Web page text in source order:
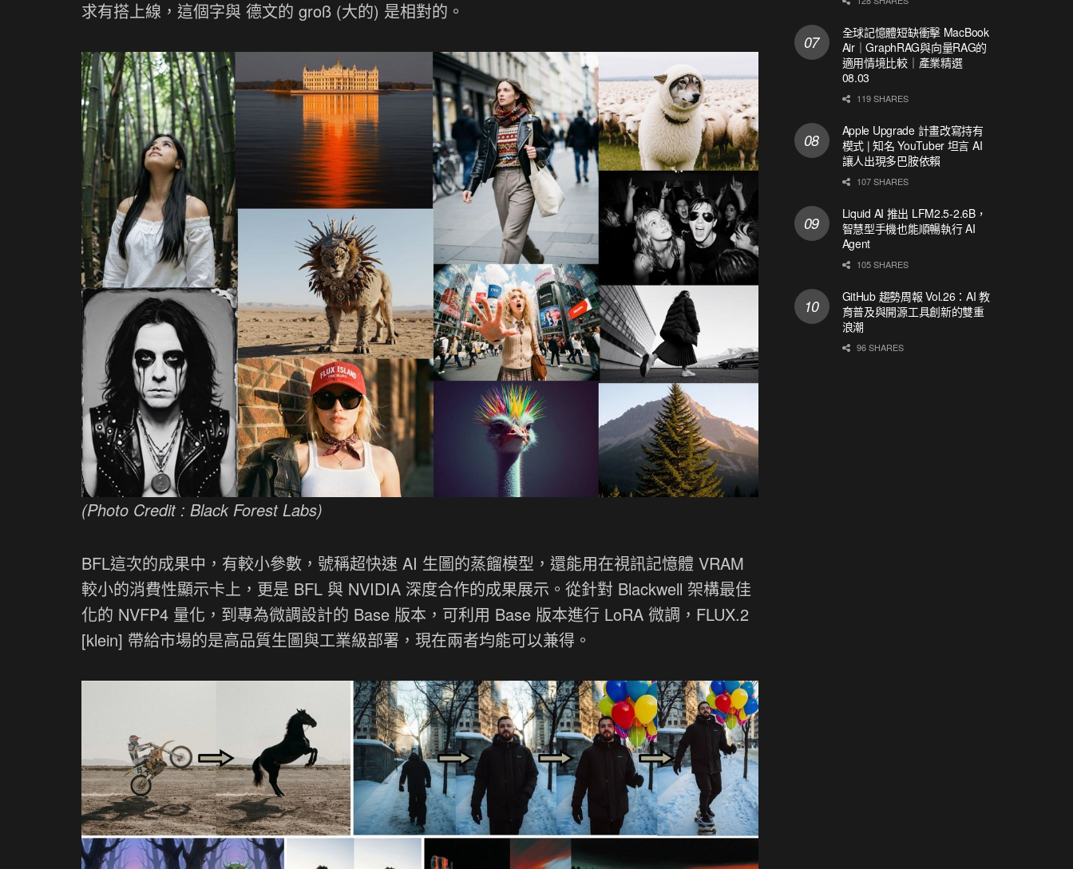
求有搭上線，這個字與 德文的 groß (大的) 是相對的。
(Photo Credit : Black Forest Labs)
BFL這次的成果中，有較小參數，號稱超快速 AI 生圖的蒸餾模型，還能用在視訊記憶體 VRAM
較小的消費性顯示卡上，更是 BFL 與 NVIDIA 深度合作的成果展示。從針對 Blackwell 架構最佳
化的 NVFP4 量化，到專為微調設計的 Base 版本，可利用 Base 版本進行 LoRA 微調，FLUX.2
[klein] 帶給市場的是高品質生圖與工業級部署，現在兩者均能可以兼得。
全球記憶體短缺衝擊 MacBook
Air｜GraphRAG與向量RAG的
適用情境比較｜產業精選
08.03
119 SHARES
Apple Upgrade 計畫改寫持有
模式 | 知名 YouTuber 坦言 AI
讓人出現多巴胺依賴
107 SHARES
Liquid AI 推出 LFM2.5-2.6B，
智慧型手機也能順暢執行 AI
Agent
105 SHARES
GitHub 趨勢周報 Vol.26：AI 教
育普及與開源工具創新的雙重
浪潮
96 SHARES